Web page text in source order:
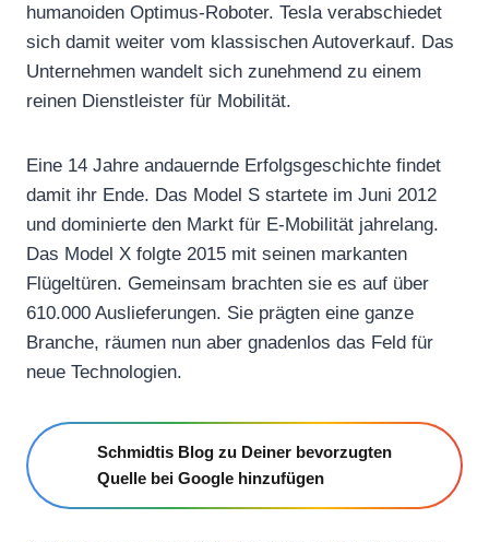
humanoiden Optimus-Roboter. Tesla verabschiedet
sich damit weiter vom klassischen Autoverkauf. Das
Unternehmen wandelt sich zunehmend zu einem
reinen Dienstleister für Mobilität.
Eine 14 Jahre andauernde Erfolgsgeschichte findet
damit ihr Ende. Das Model S startete im Juni 2012
und dominierte den Markt für E-Mobilität jahrelang.
Das Model X folgte 2015 mit seinen markanten
Flügeltüren. Gemeinsam brachten sie es auf über
610.000 Auslieferungen. Sie prägten eine ganze
Branche, räumen nun aber gnadenlos das Feld für
neue Technologien.
Schmidtis Blog zu Deiner bevorzugten
Quelle bei Google hinzufügen